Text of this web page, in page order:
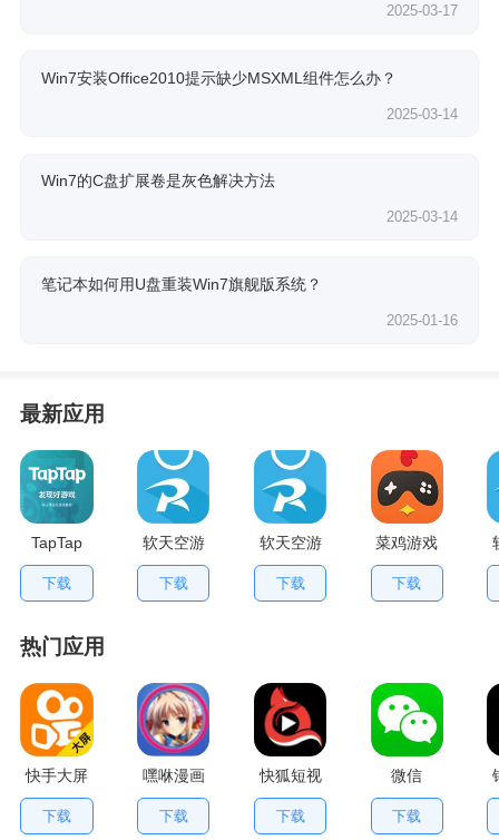
2025-03-17
Win7安装Office2010提示缺少MSXML组件怎么办？
2025-03-14
Win7的C盘扩展卷是灰色解决方法
2025-03-14
笔记本如何用U盘重装Win7旗舰版系统？
2025-01-16
最新应用
TapTap
V2.84.0
手机版
下载
软天空游
戏盒应用
下载
软天空游
戏大全
App
下载
菜鸡游戏
不用排队
版
下载
热门应用
快手大屏
版
下载
嘿咻漫画
下载
快狐短视
频
下载
微信
下载